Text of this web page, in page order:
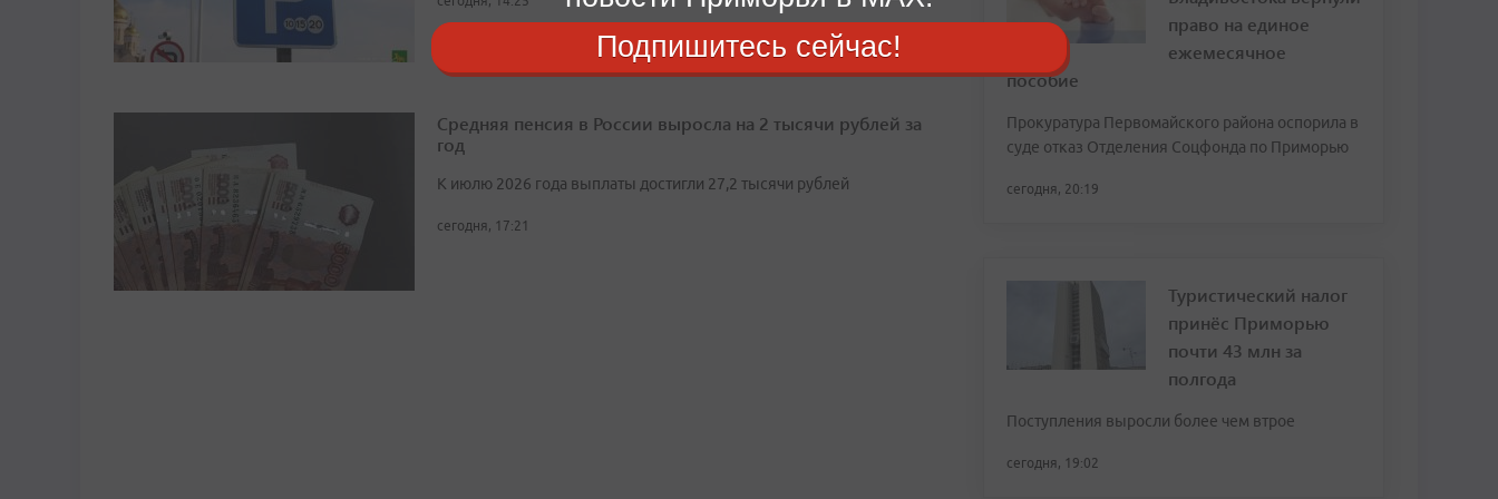
Средняя пенсия в России выросла на 2 тысячи рублей за
год
К июлю 2026 года выплаты достигли 27,2 тысячи рублей
сегодня, 17:21
право на единое
ежемесячное
пособие
Прокуратура Первомайского района оспорила в
суде отказ Отделения Соцфонда по Приморью
сегодня, 20:19
Туристический налог
принёс Приморью
почти 43 млн за
полгода
Поступления выросли более чем втрое
сегодня, 19:02
Подпишитесь сейчас!